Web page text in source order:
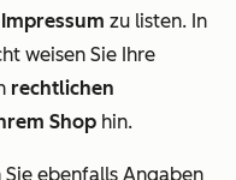
Impressum zu listen. In
weisen Sie Ihre
rechtlichen
Shop hin.
ebenfalls Angaben